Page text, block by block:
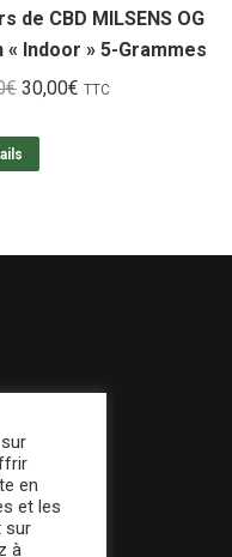
de CBD MILSENS OG
« Indoor » 5-Grammes
€ Le
initial
30,00€ Le
TTC
en
et les
sur
à